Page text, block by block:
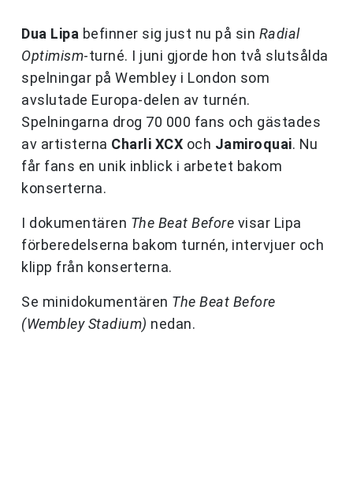
Dua Lipa befinner sig just nu på sin Radial
Optimism-turné. I juni gjorde hon två slutsålda
spelningar på Wembley i London som
avslutade Europa-delen av turnén.
Spelningarna drog 70 000 fans och gästades
av artisterna Charli XCX och Jamiroquai. Nu
får fans en unik inblick i arbetet bakom
konserterna.
I dokumentären The Beat Before visar Lipa
förberedelserna bakom turnén, intervjuer och
klipp från konserterna.
Se minidokumentären The Beat Before
(Wembley Stadium) nedan.